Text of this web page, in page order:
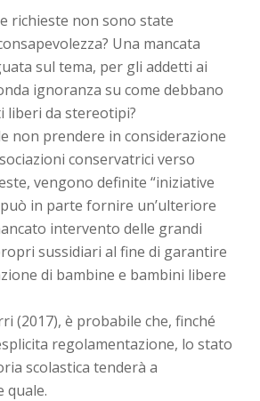
richieste non sono state
Una mancata
sul tema, per gli addetti ai
ignoranza su come debbano
da stereotipi?
non prendere in considerazione
conservatrici verso
vengono definite “iniziative
in parte fornire un’ulteriore
intervento delle grandi
sussidiari al fine di garantire
di bambine e bambini libere
(2017), è probabile che, finché
regolamentazione, lo stato
scolastica tenderà a
quale.